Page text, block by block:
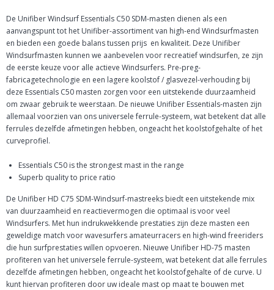
De Unifiber Windsurf Essentials C50 SDM-masten dienen als een
aanvangspunt tot het Unifiber-assortiment van high-end Windsurfmasten
en bieden een goede balans tussen prijs en kwaliteit. Deze Unifiber
Windsurfmasten kunnen we aanbevelen voor recreatief windsurfen, ze zijn
de eerste keuze voor alle actieve Windsurfers. Pre-preg-
fabricagetechnologie en een lagere koolstof / glasvezel-verhouding bij
deze Essentials C50 masten zorgen voor een uitstekende duurzaamheid
om zwaar gebruik te weerstaan. De nieuwe Unifiber Essentials-masten zijn
allemaal voorzien van ons universele ferrule-systeem, wat betekent dat alle
ferrules dezelfde afmetingen hebben, ongeacht het koolstofgehalte of het
curveprofiel.
Essentials C50 is the strongest mast in the range
Superb quality to price ratio
De Unifiber HD C75 SDM-Windsurf-mastreeks biedt een uitstekende mix
van duurzaamheid en reactievermogen die optimaal is voor veel
Windsurfers. Met hun indrukwekkende prestaties zijn deze masten een
geweldige match voor wavesurfers amateurracers en high-wind freeriders
die hun surfprestaties willen opvoeren. Nieuwe Unifiber HD-75 masten
profiteren van het universele ferrule-systeem, wat betekent dat alle ferrules
dezelfde afmetingen hebben, ongeacht het koolstofgehalte of de curve. U
kunt hiervan profiteren door uw ideale mast op maat te bouwen met